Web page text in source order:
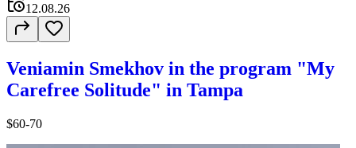
12.08.26
Veniamin Smekhov in the program "My
Carefree Solitude" in Tampa
$60-70